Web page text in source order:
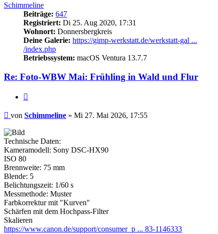
Schimmeline
Beiträge: 647
Registriert: Di 25. Aug 2020, 17:31
Wohnort: Donnersbergkreis
Deine Galerie: https://gimp-werkstatt.de/werkstatt-gal ...
/index.php
Betriebssystem: macOS Ventura 13.7.7
Re: Foto-WBW Mai: Frühling in Wald und Flur
Beitrag
von Schimmeline » Mi 27. Mai 2026, 17:55
Technische Daten:
Kameramodell: Sony DSC-HX90
ISO 80
Brennweite: 75 mm
Blende: 5
Belichtungszeit: 1/60 s
Messmethode: Muster
Farbkorrektur mit "Kurven"
Schärfen mit dem Hochpass-Filter
Skalieren
https://www.canon.de/support/consumer_p ... 83-1146333